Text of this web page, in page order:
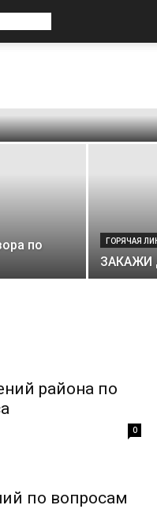
с
по
ГОРЯЧАЯ
ЗАКАЖИ
района по
0
по вопросам